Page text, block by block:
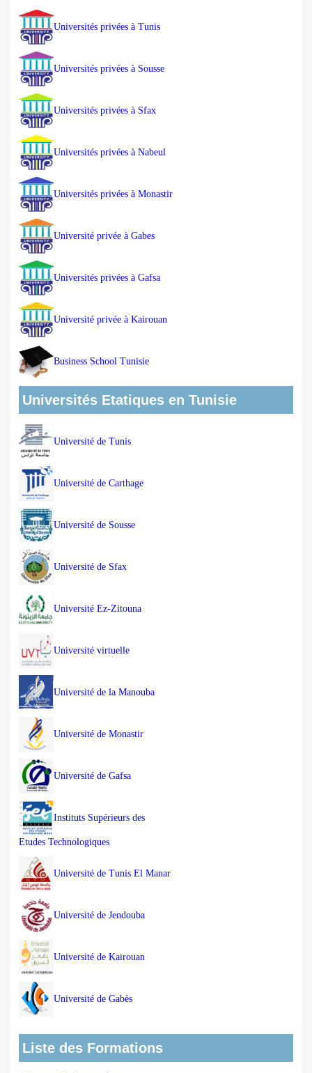
Universités privées à Tunis
Universités privées à Sousse
Universités privées à Sfax
Universités privées à Nabeul
Universités privées à Monastir
Université privée à Gabes
Universités privées à Gafsa
Université privée à Kairouan
Business School Tunisie
Universités Etatiques en Tunisie
Université de Tunis
Université de Carthage
Université de Sousse
Université de Sfax
Université Ez-Zitouna
Université virtuelle
Université de la Manouba
Université de Monastir
Université de Gafsa
Instituts Supérieurs des
Etudes Technologiques
Université de Tunis El Manar
Université de Jendouba
Université de Kairouan
Université de Gabès
Liste des Formations